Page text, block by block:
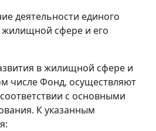
деятельности единого
жилищной сфере и его
в жилищной сфере и
числе Фонд, осуществляют
с основными
К указанным